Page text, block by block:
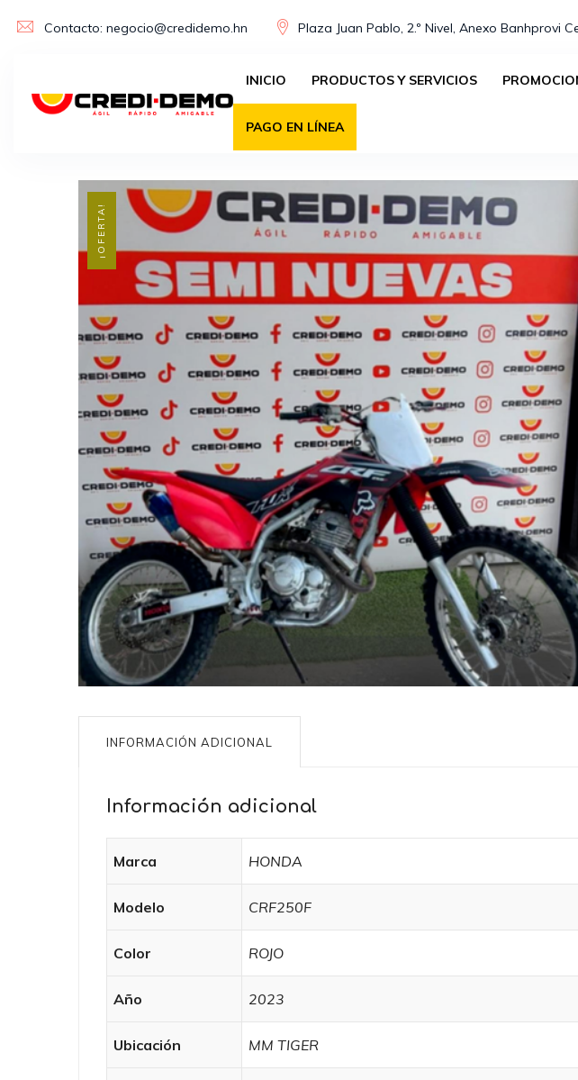
Contacto: negocio@credidemo.hn Plaza Juan Pablo, 2.º Nivel, Anexo Banhprovi
INICIO PRODUCTOS Y SERVICIOS
PAGO EN LÍNEA
¡OFERTA!
INFORMACIÓN ADICIONAL
Información adicional
Marca HONDA
Modelo CRF250F
Color ROJO
Año 2023
Ubicación MM TIGER